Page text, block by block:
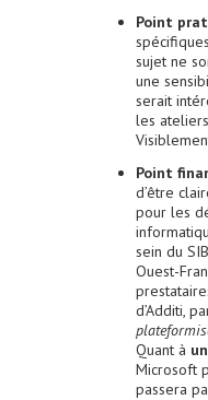
Point
sujet ne
une
serait
les
Point
d’être
pour les
sein du
Ouest-
d’Additi,
Quant à
Microsoft
passera